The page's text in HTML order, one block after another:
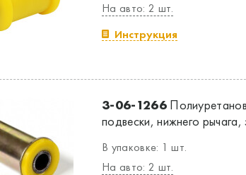
На авто: 2 шт.
Инструкция
3-06-1266
подвески, нижнего рычага,
В упаковке: 1 шт.
На авто: 2 шт.